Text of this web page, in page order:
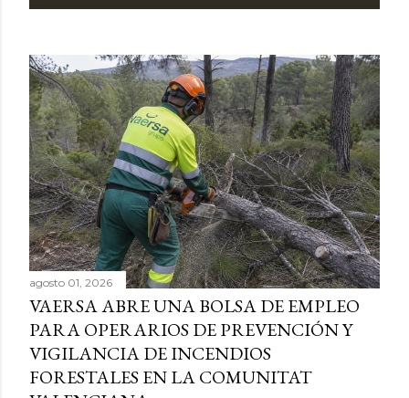
agosto 01, 2026
VAERSA ABRE UNA BOLSA DE EMPLEO
PARA OPERARIOS DE PREVENCIÓN Y
VIGILANCIA DE INCENDIOS
FORESTALES EN LA COMUNITAT